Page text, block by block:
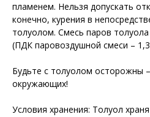
пламенем. Нельзя допускать
конечно, курения в
толуолом. Смесь паров
(ПДК паровоздушной смеси –
Будьте с толуолом осторожны
окружающих!
Условия хранения: Толуол